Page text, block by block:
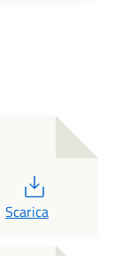
Scarica